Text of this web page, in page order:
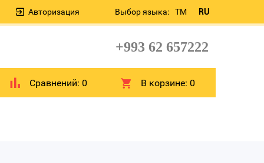
Выбор языка: TM RU
Авторизация
+993 62 657222
Сравнений: 0 В корзине:0